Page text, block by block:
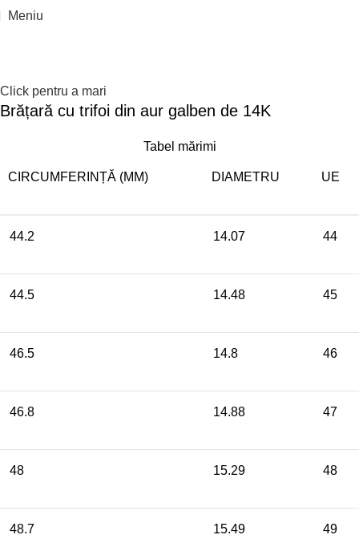
Meniu
Reducere 7%
Click pentru a mari
Brățară cu trifoi din aur galben de 14K
Tabel mărimi
CIRCUMFERINȚĂ (MM) DIAMETRU UE
44.2 14.07 44
44.5 14.48 45
46.5 14.8 46
46.8 14.88 47
48 15.29 48
48.7 15.49 49